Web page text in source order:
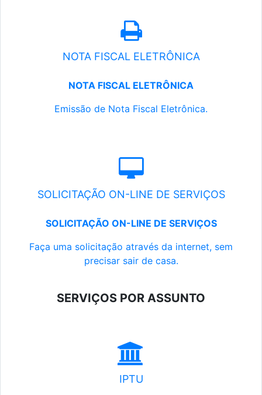
NOTA FISCAL ELETRÔNICA
NOTA FISCAL ELETRÔNICA
Emissão de Nota Fiscal Eletrônica.
SOLICITAÇÃO ON-LINE DE SERVIÇOS
SOLICITAÇÃO ON-LINE DE SERVIÇOS
Faça uma solicitação através da internet, sem
precisar sair de casa.
SERVIÇOS POR ASSUNTO
IPTU